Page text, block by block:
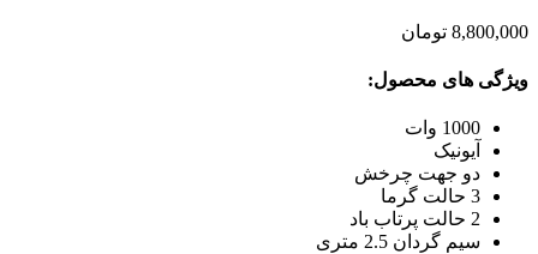
8,800,000 تومان
ویژگی های محصول:
1000 وات
آیونیک
دو جهت چرخش
3 حالت گرما
2 حالت پرتاب باد
سیم گردان 2.5 متری